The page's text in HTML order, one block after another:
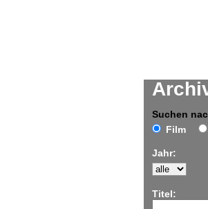
Suchen
Film
Jahr:
Titel: